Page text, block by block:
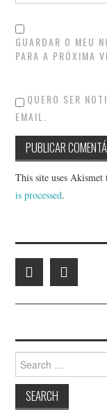
GUARDAR O MEU
PARA A PRÓXIMA
QUERO SER
EMAIL.
This site uses
is processed.
Search
for: